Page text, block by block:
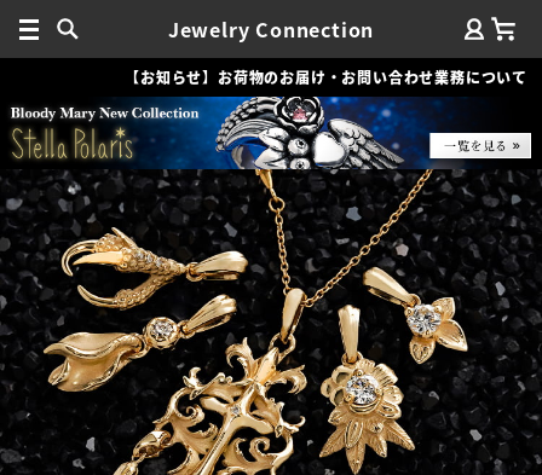
Jewelry Connection
【お知らせ】お荷物のお届け・お問い合わせ業務について